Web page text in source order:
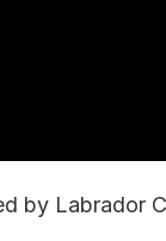
by Labrador